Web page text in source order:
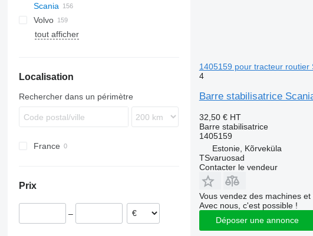
XG
Stralis
Trakker
TGA
TGL
TGM
A-Class
Actros
Antos
Axor
Canter
Kerax
Magnum
Midlum
Scania
G-series
G340
P-series
R420
R480
R500
R660
Volvo
FE
FM
VNL
tout afficher
Localisation
Rechercher dans un périmètre
France
Prix
–
1405159 pour tracteur routier
4
Barre stabilisatrice
32,50 € HT
Barre stabilisatrice
1405159
Estonie, Kõrveküla
TSvaruosad
Contacter le vendeur
Vous vendez des machines
Avec nous, c'est possible !
Déposer une annonce